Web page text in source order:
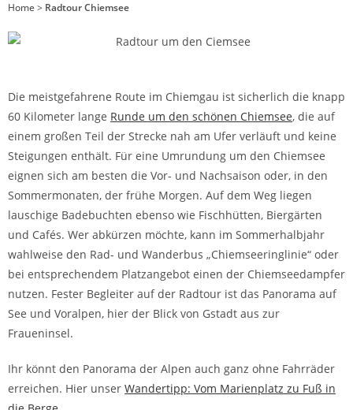
Home > Radtour Chiemsee
Die meistgefahrene Route im Chiemgau ist sicherlich die knapp
60 Kilo­meter lange Runde um den schönen Chiemsee, die auf
einem großen Teil der Strecke nah am Ufer verläuft und keine
Steigungen enthält. Für eine Umrundung um den Chiemsee
eignen sich am besten die Vor- und Nachsaison o­der, in den
Sommermonaten, der frühe Morgen. Auf dem Weg liegen
lauschige Badebuchten ebenso wie Fischhütten, Biergärten
und Cafés. Wer abkürzen möchte, kann im Sommerhalbjahr
wahlweise den Rad­- und Wanderbus „Chiemseeringlinie“ oder
bei entsprechendem Platzan­gebot einen der Chiemseedampfer
nutzen. Fester Begleiter auf der Radtour ist das Panorama auf
See und Voralpen, hier der Blick von Gstadt aus zur
Fraueninsel.
Ihr könnt den Panorama der Alpen auch ganz ohne Fahrräder
erreichen. Hier unser Wandertipp: Vom Marienplatz zu Fuß in